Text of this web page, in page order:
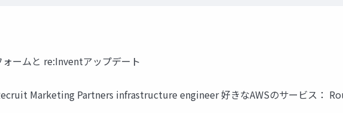
ームと re:Inventアップデート
Marketing Partners infrastructure engineer 好きなAWSのサービス：